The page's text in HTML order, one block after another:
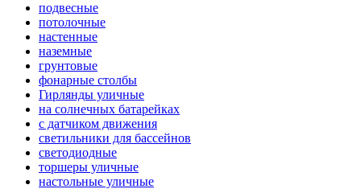
подвесные
потолочные
настенные
наземные
грунтовые
фонарные столбы
Гирлянды уличные
на солнечных батарейках
с датчиком движения
светильники для бассейнов
светодиодные
торшеры уличные
настольные уличные